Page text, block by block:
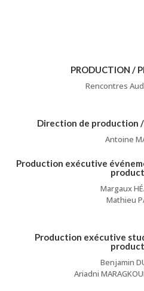
PRODUCTION /
Rencontres
Direction de production
Antoine
Production exécutive
Margaux
Mathieu
Production exécutive
Benjamin
Ariadni